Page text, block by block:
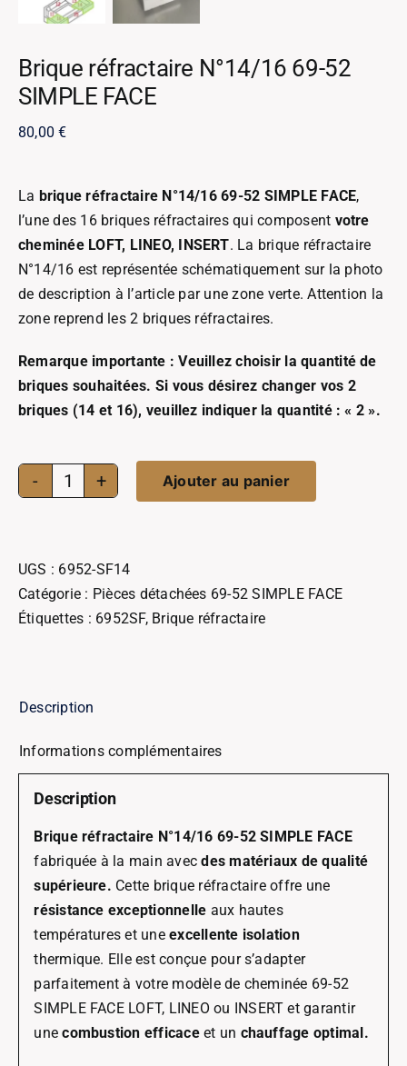
Brique réfractaire N°14/16 69-52
SIMPLE FACE
80,00€
La brique réfractaire N°14/16 69-52 SIMPLE FACE,
l’une des 16 briques réfractaires qui composent votre
cheminée LOFT, LINEO, INSERT. La brique réfractaire
N°14/16 est représentée schématiquement sur la photo
de description à l’article par une zone verte. Attention la
zone reprend les 2 briques réfractaires.
Remarque importante : Veuillez choisir la quantité de
briques souhaitées. Si vous désirez changer vos 2
briques (14 et 16), veuillez indiquer la quantité : « 2 ».
quantité
réfractaire
N°14/16
69-
Ajouter au panier
UGS : 6952-SF14
Catégorie : Pièces détachées 69-52 SIMPLE FACE
Étiquettes : 6952SF, Brique réfractaire
Description
Informations complémentaires
Description
Brique réfractaire N°14/16 69-52 SIMPLE FACE
fabriquée à la main avecdes matériaux de qualité
supérieure. Cette brique réfractaire offre une
résistance exceptionnelle aux hautes
températures et uneexcellente isolation
thermique. Elle est conçue pour s’adapter
parfaitement à votre modèle de cheminée 69-52
SIMPLE FACE LOFT, LINEO ou INSERT et garantir
unecombustion efficaceet un chauffage optimal.